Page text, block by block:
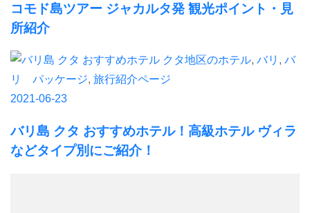
コモド島ツアー ジャカルタ発 観光ポイント・見
所紹介
クタ地区のホテル, バリ , バ
リ パッケージ, 旅行紹介ページ
2021-06-23
バリ島 クタ おすすめホテル！高級ホテル ヴィラ
などタイプ別にご紹介！